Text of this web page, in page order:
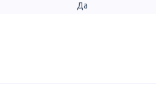
Да